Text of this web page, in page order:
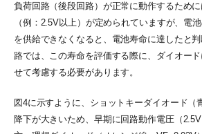
負荷回路（後段回路）が正常に動作するため
（例：2.5V以上）が定められていますが、電
を供給できなくなると、電池寿命に達したと
路では、この寿命を評価する際に、ダイオー
せて考慮する必要があります。
図4に示すように、ショットキーダイオード（
降下が大きいため、早期に回路動作電圧（